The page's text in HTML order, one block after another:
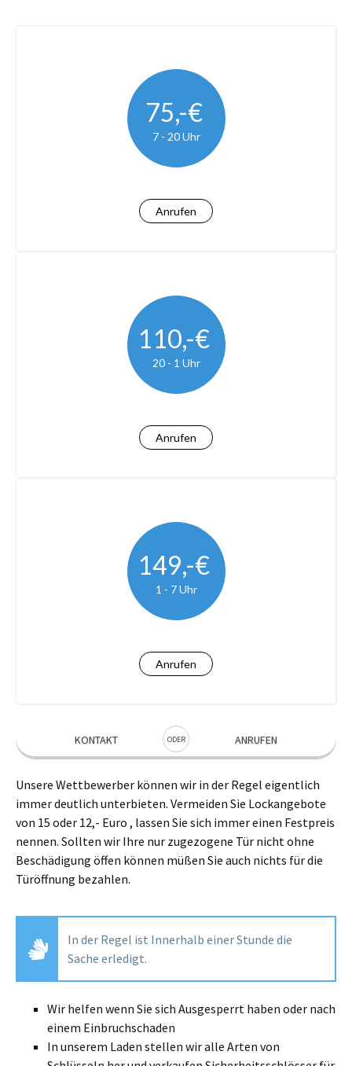
75,-€
7 - 20 Uhr
Anrufen
110,-€
20 - 1 Uhr
Anrufen
149,-€
1 - 7 Uhr
Anrufen
KONTAKT ODER ANRUFEN
Unsere Wettbewerber können wir in der Regel eigentlich
immer deutlich unterbieten. Vermeiden Sie Lockangebote
von 15 oder 12,- Euro , lassen Sie sich immer einen Festpreis
nennen. Sollten wir Ihre nur zugezogene Tür nicht ohne
Beschädigung öffen können müßen Sie auch nichts für die
Türöffnung bezahlen.
In der Regel ist Innerhalb einer Stunde die
Sache erledigt.
Wir helfen wenn Sie sich Ausgesperrt haben oder nach
einem Einbruchschaden
In unserem Laden stellen wir alle Arten von